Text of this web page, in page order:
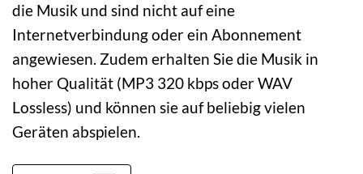
die Musik und sind nicht auf eine
Internetverbindung oder ein Abonnement
angewiesen. Zudem erhalten Sie die Musik in
hoher Qualität (MP3 320 kbps oder WAV
Lossless) und können sie auf beliebig vielen
Geräten abspielen.